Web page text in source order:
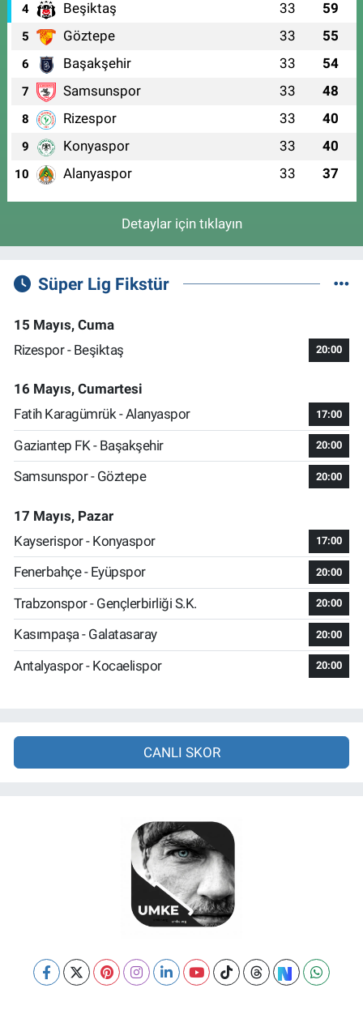
4 Beşiktaş 33 59
5 Göztepe 33 55
6 Başakşehir 33 54
7 Samsunspor 33 48
8 Rizespor 33 40
9 Konyaspor 33 40
10 Alanyaspor 33 37
Detaylar için tıklayın
Süper Lig Fikstür
15 Mayıs, Cuma
Rizespor - Beşiktaş
20:00
16 Mayıs, Cumartesi
Fatih Karagümrük - Alanyaspor
17:00
Gaziantep FK - Başakşehir 20:00
Samsunspor - Göztepe 20:00
17 Mayıs, Pazar
Kayserispor - Konyaspor
17:00
Fenerbahçe - Eyüpspor 20:00
Trabzonspor - Gençlerbirliği S.K. 20:00
Kasımpaşa - Galatasaray 20:00
Antalyaspor - Kocaelispor 20:00
CANLI SKOR